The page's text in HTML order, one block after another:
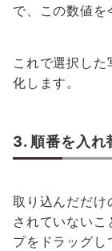
で、この数値を
これで選択し
化します。
3. 順番を入れ
取り込んだだけ
されていないこ
プをドラッグし